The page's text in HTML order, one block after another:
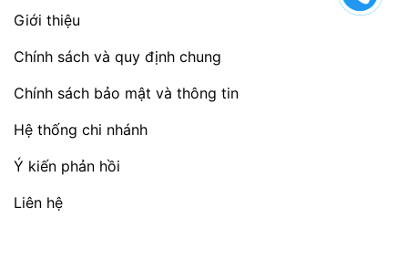
Giới thiệu
Chính sách và quy định chung
Chính sách bảo mật và thông tin
Hệ thống chi nhánh
Ý kiến phản hồi
Liên hệ